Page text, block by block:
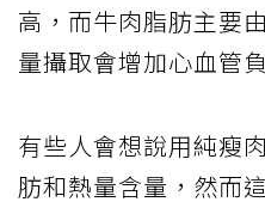
高，而牛肉脂肪主要
量攝取會增加心血管
有些人會想說用純瘦
肪和熱量含量，然而